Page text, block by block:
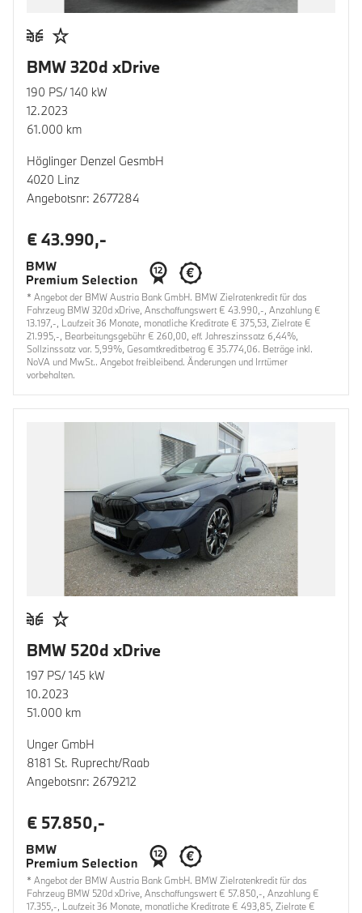
BMW 320d xDrive
190 PS/ 140 kW
12.2023
61.000 km
Höglinger Denzel GesmbH
4020 Linz
Angebotsnr: 2677284
€ 43.990,-
* Angebot der BMW Austria Bank GmbH. BMW Zielratenkredit für das
Fahrzeug BMW 320d xDrive, Anschaffungswert € 43.990,-, Anzahlung €
13.197,-, Laufzeit 36 Monate, monatliche Kreditrate € 375,53, Zielrate €
21.995,-, Bearbeitungsgebühr € 260,00, eff. Jahreszinssatz 6,44%,
Sollzinssatz var. 5,99%, Gesamtkreditbetrag € 35.774,06. Beträge inkl.
NoVA und MwSt.. Angebot freibleibend. Änderungen und Irrtümer
vorbehalten.
BMW 520d xDrive
197 PS/ 145 kW
10.2023
51.000 km
Unger GmbH
8181 St. Ruprecht/Raab
Angebotsnr: 2679212
€ 57.850,-
* Angebot der BMW Austria Bank GmbH. BMW Zielratenkredit für das
Fahrzeug BMW 520d xDrive, Anschaffungswert € 57.850,-, Anzahlung €
17.355,-, Laufzeit 36 Monate, monatliche Kreditrate € 493,85, Zielrate €